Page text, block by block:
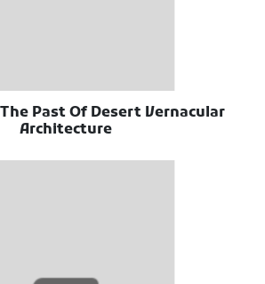
Past Of Desert Vernacular
Architecture